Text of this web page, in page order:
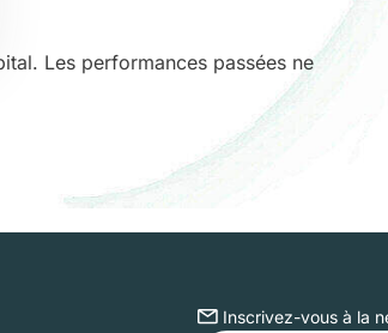
Les performances passées ne
Inscrivez-vous à la